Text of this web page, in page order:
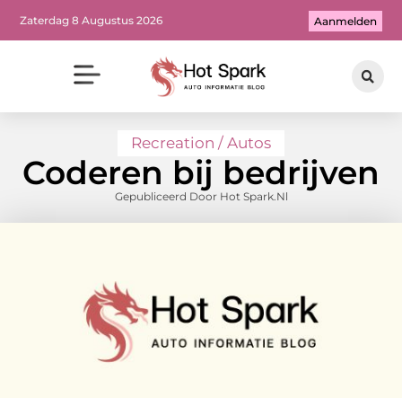
Zaterdag 8 Augustus 2026 Aanmelden
Recreation / Autos
Coderen bij bedrijven
Gepubliceerd Door Hot Spark.nl